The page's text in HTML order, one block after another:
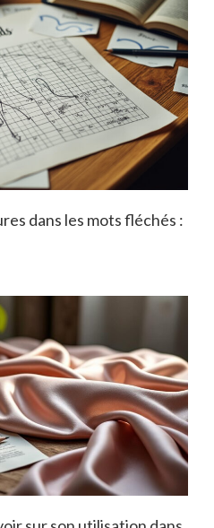
dans les mots fléchés :